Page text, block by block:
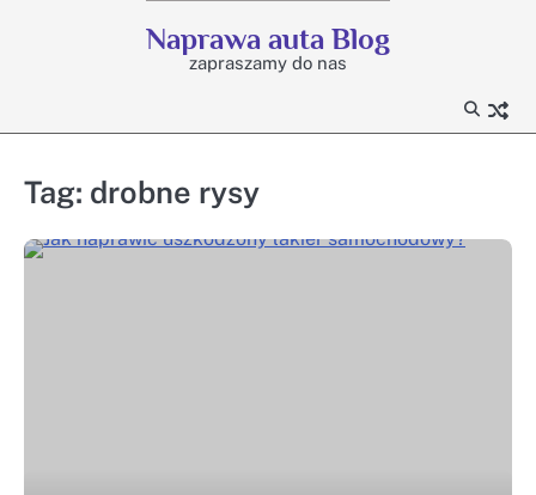
Naprawa auta Blog
zapraszamy do nas
Tag: drobne rysy